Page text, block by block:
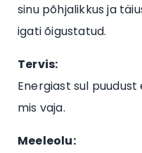
sinu põhjalikkus ja
igati õigustatud.
Tervis:
Energiast sul
mis vaja.
Meeleolu: